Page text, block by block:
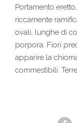
Portamento
riccamente
ovali, lunghe di
porpora. Fiori
apparire la
commestibili.